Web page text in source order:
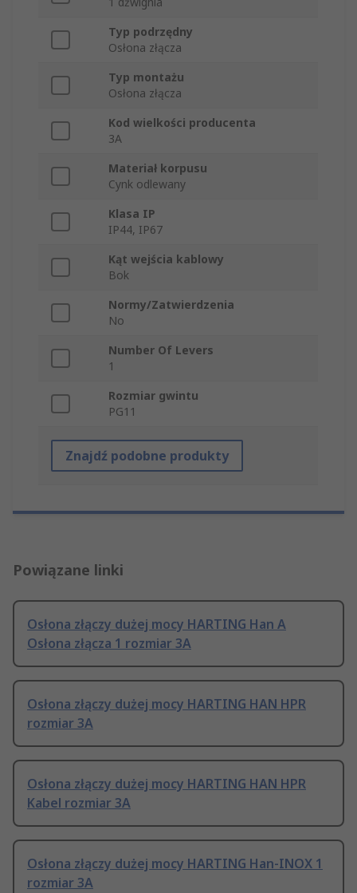
Typ podrzędny
Osłona złącza
Typ montażu
Osłona złącza
Kod wielkości producenta
3A
Materiał korpusu
Cynk odlewany
Klasa IP
IP44, IP67
Kąt wejścia kablowy
Bok
Normy/Zatwierdzenia
No
Number Of Levers
1
Rozmiar gwintu
PG11
Znajdź podobne produkty
Powiązane linki
Osłona złączy dużej mocy HARTING Han A
Osłona złącza 1 rozmiar 3A
Osłona złączy dużej mocy HARTING HAN HPR
rozmiar 3A
Osłona złączy dużej mocy HARTING HAN HPR
Kabel rozmiar 3A
Osłona złączy dużej mocy HARTING Han-INOX 1
rozmiar 3A